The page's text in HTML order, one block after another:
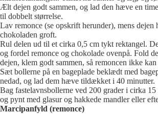
Ælt dejen godt sammen, og lad den hæve en
til dobbelt størrelse.
Lav remonce (se opskrift herunder), mens dejen
chokoladen groft.
Rul delen ud til et cirka 0,5 cm tykt rektangel.
og fordel remonce og chokolade ovenpå. Fold
dejen, klem godt sammen, så remoncen ikke
Sæt bollerne på en bageplade beklædt med
nedad, og lad dem hæve tildækket i 40 minutter.
Bag fastelavnsbollerne ved 200 grader i cirka
og pynt med glasur og hakkede mandler eller
Marcipanfyld (remonce)